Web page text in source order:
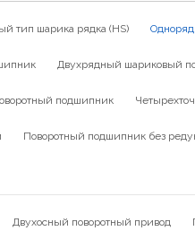
тип шарика рядка (HS)
Двухрядный шариковый
подшипник
Поворотный подшипник без
Двухосный поворотный привод